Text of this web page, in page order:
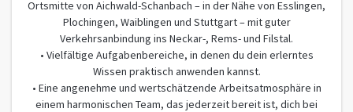
Ortsmitte von Aichwald-Schanbach – in der Nähe von Esslingen,
Plochingen, Waiblingen und Stuttgart – mit guter
Verkehrsanbindung ins Neckar-, Rems- und Filstal.
• Vielfältige Aufgabenbereiche, in denen du dein erlerntes
Wissen praktisch anwenden kannst.
• Eine angenehme und wertschätzende Arbeitsatmosphäre in
einem harmonischen Team, das jederzeit bereit ist, dich bei